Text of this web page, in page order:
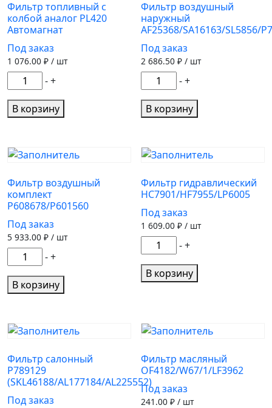
Фильтр топливный с
колбой аналог PL420
Автомагнат
Под заказ
1 076.00 ₽ / шт
Количество
товара
Фильтр
топливный
колбой
PL420
Автомагнат
-+
В корзину
Фильтр воздушный
наружный
AF25368/SA16163/SL5856/
Под заказ
2 686.50₽ / шт
Количество
товара
Фильтр
воздушный
AF25368/SA16163/SL5856/
- +
В корзину
Фильтр воздушный
комплект
P608678/P601560
Под заказ
5 933.00 ₽ / шт
Количество
товара
Фильтр
воздушный
P608678/P601560
-+
В корзину
Фильтр гидравлический
HC7901/HF7955/LP6005
Под заказ
1 609.00₽ / шт
Количество
товара
Фильтр
гидравлический
- +
В корзину
Фильтр салонный
P789129
(SKL46188/AL177184/AL225552)
Под заказ
Фильтр масляный
OF4182/W67/1/LF3962
Под заказ
241.00₽ / шт